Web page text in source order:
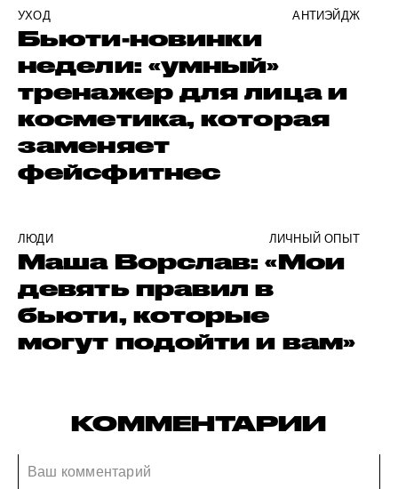
УХОД АНТИЭЙДЖ
Бьюти-новинки
недели: «умный»
тренажер для лица и
косметика, которая
заменяет
фейсфитнес
ЛЮДИ ЛИЧНЫЙ ОПЫТ
Маша Ворслав: «Мои
девять правил в
бьюти, которые
могут подойти и вам»
КОММЕНТАРИИ